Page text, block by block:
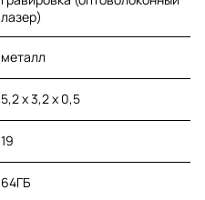
лазер)
металл
5,2 х 3,2 х 0,5
19
64ГБ